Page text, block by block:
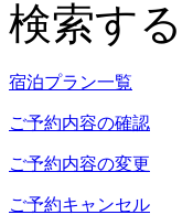
検索する
宿泊プラン一覧
ご予約内容の確認
ご予約内容の変更
ご予約キャンセル